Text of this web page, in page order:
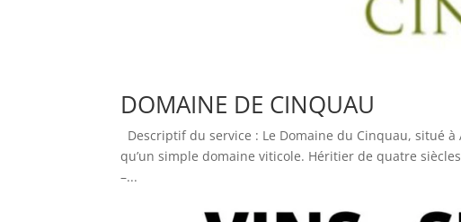
DOMAINE DE CINQUAU
Descriptif du service : Le Domaine du Cinquau, situé
qu’un simple domaine viticole. Héritier de quatre
–...